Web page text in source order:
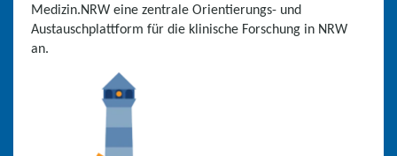
Medizin.NRW eine zentrale Orientierungs- und
Austauschplattform für die klinische Forschung in NRW
an.